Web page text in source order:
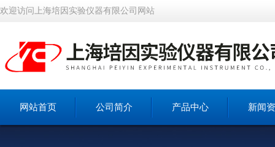
欢迎访问上海培因实验仪器有限公司网站
网站首页 公司简介 产品中心 新闻